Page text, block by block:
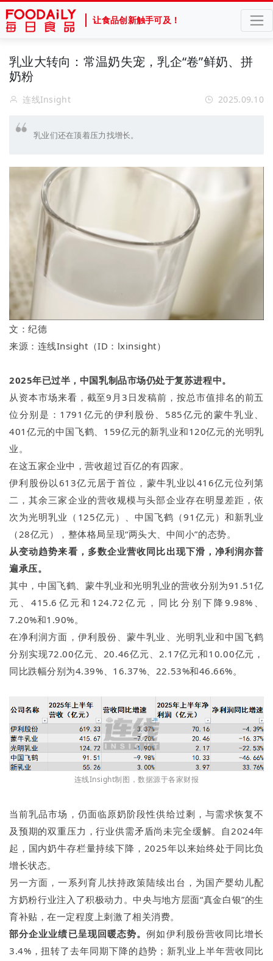
让食品创新触手可及！
乳业大转向：常温奶失宠，乳企“卷”鲜奶、拼
奶粉
连线Insight 2025.09.10
乳业们还在顶着压力找增长。
文：纪德
来源：连线Insight（ID：lxinsight）
2025年已过半，中国乳制品市场仍处于复苏进程中。
从资本市场来看，截至9月3日发稿前，按总市值排名的前五
位分别是：1791亿元的伊利股份、585亿元的蒙牛乳业、
401亿元的中国飞鹤、159亿元的新乳业和120亿元的光明乳
业。
在这五家企业中，营收超过百亿的有四家。
伊利股份以613亿元居于首位，蒙牛乳业以416亿元位列第
二，其余三家企业的营收规模与头部企业存在明显差距，依
次为光明乳业（125亿元）、中国飞鹤（91亿元）和新乳业
（28亿元），整体格局呈现“两头大、中间小”的态势。
从变动趋势来看，多数企业营收同比出现下滑，净利润亦普
遍承压。
其中，中国飞鹤、蒙牛乳业和光明乳业的营收分别为91.51亿
元、415.6亿元和124.72亿元，同比分别下降9.98%、
7.20%和1.90%。
在净利润方面，伊利股份、蒙牛乳业、光明乳业和中国飞鹤
分别实现72.00亿元、20.46亿元、2.17亿元和10.00亿元，
同比跌幅分别为4.39%、16.37%、22.53%和46.66%。
连线Insight制图，数据源于各家财报
当前乳品市场，仍面临原奶阶段性供给过剩，与需求恢复不
及预期的双重压力，行业供需矛盾尚未完全缓解。自2024年
起，国内奶牛存栏量持续下降，2025年以来始终处于同比负
增长状态。
另一方面，一系列育儿扶持政策陆续出台，为国产婴幼儿配
方奶粉行业注入了积极动力。中央与地方层面“真金白银”的生
育补贴，在一定程度上刺激了相关消费。
部分企业业绩已呈现回暖态势。例如伊利股份营收同比增长
3.4%，扭转了去年同期下降的趋势；新乳业上半年营收同比